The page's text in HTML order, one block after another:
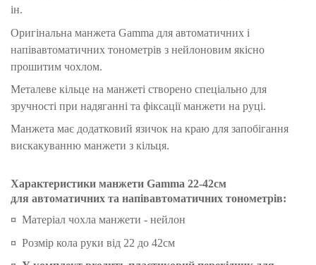
ін.
Оригінальна манжета Gamma для автоматичних і
напівавтоматичних тонометрів з нейлоновим якісно
прошитим чохлом.
Металеве кільце на манжеті створено спеціально для
зручності при надяганні та фіксації манжети на руці.
Манжета має додатковий язичок на краю для запобігання
вискакуванню манжети з кільця.
Характеристики манжети Gamma 22-42см
для автоматичних та напівавтоматичних тонометрів:
¤ Матеріал чохла манжети - нейлон
¤ Розмір кола руки від 22 до 42см